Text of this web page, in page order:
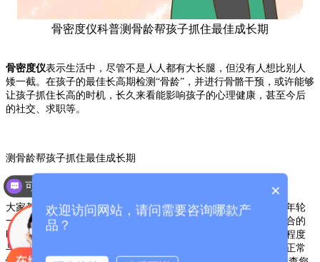
骨密度仪科普测骨龄帮孩子抓住最佳成长期
骨密度仪表示生活中，尽管不是人人都有大长腿，但没有人想比别人
矮一截。在孩子的最佳长高期检测“骨龄”，并进行骨骼干预，或许能够
让孩子抓住长高的时机，长久来看能影响孩子的心理健康，甚至今后
的社交、求职等。
测骨龄帮孩子抓住最佳成长期
大家都知道，通过年轮可以知道树木的年龄，而骨龄就像树木的年轮
一样，可以用人体不同骨骼的骨化中心出现时间及骨骺与骨干愈合的
时间来表示骨骼的实际年龄，即骨龄，它是用小儿骨骼实际发育程度
与标准发育程度进行比较，所求得的一个实际发育年龄。比如说正常
×
欢迎访问网站，请问需要咨询哪款产
品？